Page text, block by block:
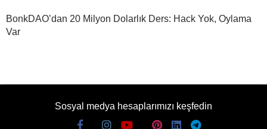
BonkDAO’dan 20 Milyon Dolarlık Ders: Hack Yok, Oylama
Var
Sosyal medya hesaplarımızı keşfedin